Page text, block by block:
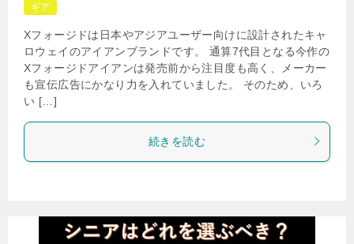
ギア
Xフォージドは日本やアジアユーザー向けに設計されたキャ
ロウェイのアイアンブランドです。 通算7代目となる今作の
Xフォージドアイアンは発売前から注目度も高く、メーカー
も宣伝広告にかなり力を入れていました。 そのため、いろ
い […]
続きを読む